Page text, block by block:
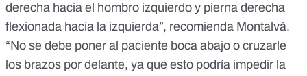
derecha hacia el hombro izquierdo y pierna derecha
flexionada hacia la izquierda”, recomienda Montalvá.
“No se debe poner al paciente boca abajo o cruzarle
los brazos por delante, ya que esto podría impedir la